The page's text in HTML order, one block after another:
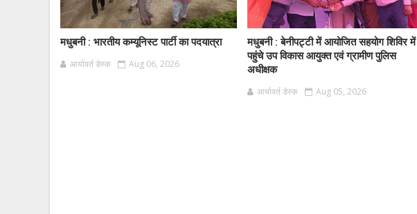
मधुबनी : भारतीय कम्यूनिस्ट पार्टी का पदयात्रा
आर्यावर्त डेस्क Aug 06, 2026
मधुबनी : बेनीपट्टी में आयोजित सहयोग शिविर में
पहुंचे उप विकास आयुक्त एवं ग्रामीण पुलिस
अधीक्षक
आर्यावर्त डेस्क Aug 05, 2026